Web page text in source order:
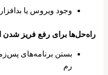
وجود ویروس یا
راه‌حل‌ها برای رفع فریز
بستن برنامه‌های
رم